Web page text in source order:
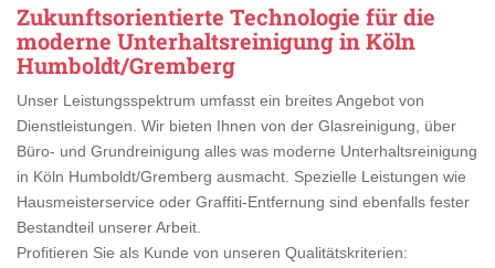
Zukunftsorientierte Technologie für die
moderne Unterhaltsreinigung in Köln
Humboldt/Gremberg
Unser Leistungsspektrum umfasst ein breites Angebot von
Dienstleistungen. Wir bieten Ihnen von der Glasreinigung, über
Büro- und Grundreinigung alles was moderne Unterhaltsreinigung
in Köln Humboldt/Gremberg ausmacht. Spezielle Leistungen wie
Hausmeisterservice oder Graffiti-Entfernung sind ebenfalls fester
Bestandteil unserer Arbeit.
Profitieren Sie als Kunde von unseren Qualitätskriterien: